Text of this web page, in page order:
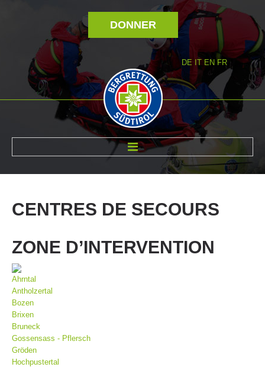
DONNER
DE IT EN FR
CENTRES DE SECOURS
ZONE D’INTERVENTION
Ahrntal
Antholzertal
Bozen
Brixen
Bruneck
Gossensass - Pflersch
Gröden
Hochpustertal